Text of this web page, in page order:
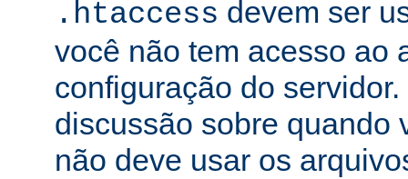
.htaccess devem ser
você não tem acesso ao
configuração do
discussão sobre quando
não deve usar os